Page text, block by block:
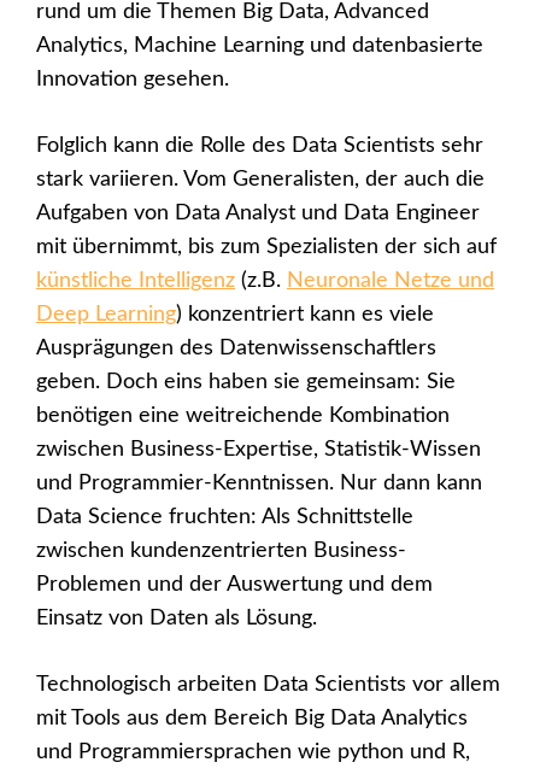
rund um die Themen Big Data, Advanced
Analytics, Machine Learning und datenbasierte
Innovation gesehen.
Folglich kann die Rolle des Data Scientists sehr
stark variieren. Vom Generalisten, der auch die
Aufgaben von Data Analyst und Data Engineer
mit übernimmt, bis zum Spezialisten der sich auf
künstliche Intelligenz (z.B. Neuronale Netze und
Deep Learning) konzentriert kann es viele
Ausprägungen des Datenwissenschaftlers
geben. Doch eins haben sie gemeinsam: Sie
benötigen eine weitreichende Kombination
zwischen Business-Expertise, Statistik-Wissen
und Programmier-Kenntnissen. Nur dann kann
Data Science fruchten: Als Schnittstelle
zwischen kundenzentrierten Business-
Problemen und der Auswertung und dem
Einsatz von Daten als Lösung.
Technologisch arbeiten Data Scientists vor allem
mit Tools aus dem Bereich Big Data Analytics
und Programmiersprachen wie python und R,